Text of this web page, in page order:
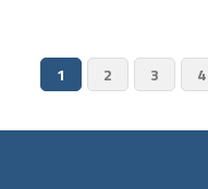
1 2 3 4